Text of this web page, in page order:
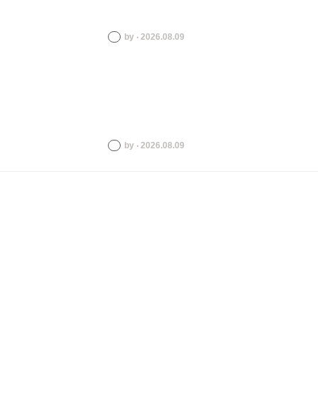
by ‧ 2026.08.09
by ‧ 2026.08.09